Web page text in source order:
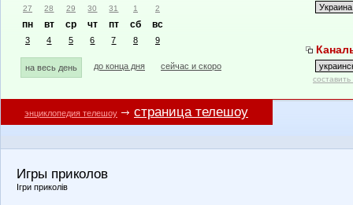
27 28 29 30 31 1 2
пн вт ср чт пт сб вс
3 4 5 6 7 8 9
на весь день до конца дня сейчас и скоро
энциклопедия телешоу страница телешоу
Игры приколов
Ігри приколів